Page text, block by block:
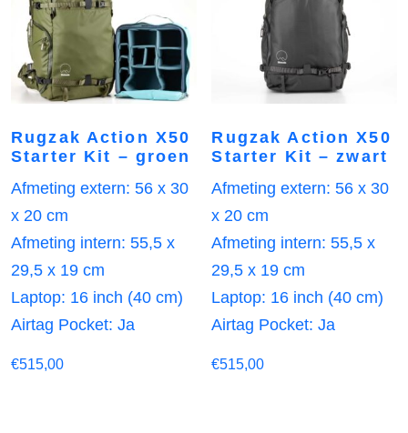
Rugzak Action X50
Starter Kit – groen
Afmeting extern: 56 x 30
x 20 cm
Afmeting intern: 55,5 x
29,5 x 19 cm
Laptop: 16 inch (40 cm)
Airtag Pocket: Ja
€515,00
Rugzak Action X50
Starter Kit – zwart
Afmeting extern: 56 x 30
x 20 cm
Afmeting intern: 55,5 x
29,5 x 19 cm
Laptop: 16 inch (40 cm)
Airtag Pocket: Ja
€515,00